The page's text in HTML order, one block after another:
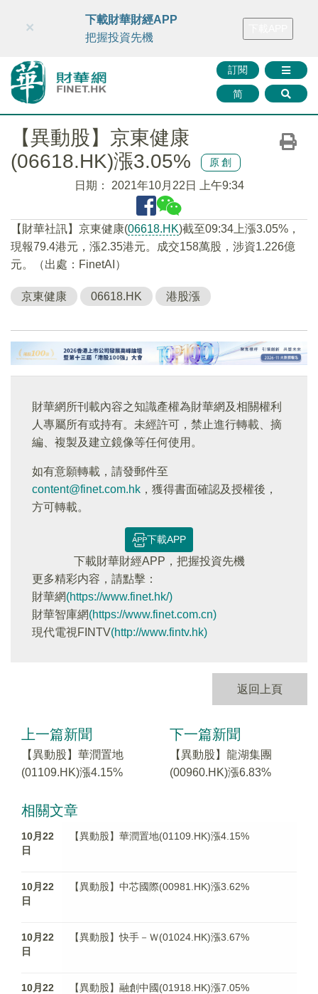
財華智庫網 FINTV FINMETA 財華證券 媒體矩陣
訂閱
简
×
下載財華財經APP
把握投資先機
【異動股】京東健康
(06618.HK)漲3.05%
原創
日期： 2021年10月22日 上午9:34
【財華社訊】京東健康(06618.HK)截至09:34上漲3.05%，
現報79.4港元，漲2.35港元。成交158萬股，涉資1.226億
元。（出處：FinetAI）
京東健康 06618.HK 港股漲
財華網所刊載內容之知識產權為財華網及相關權利
人專屬所有或持有。未經許可，禁止進行轉載、摘
編、複製及建立鏡像等任何使用。
如有意願轉載，請發郵件至
content@finet.com.hk ，獲得書面確認及授權後，
方可轉載。
下載APP
下載財華財經APP，把握投資先機
更多精彩内容，請點擊：
財華網(https://www.finet.hk/)
財華智庫網(https://www.finet.com.cn)
現代電視FINTV(http://www.fintv.hk)
返回上頁
上一篇新聞
【異動股】華潤置地
(01109.HK)漲4.15%
下一篇新聞
【異動股】龍湖集團
(00960.HK)漲6.83%
相關文章
10月22
日
【異動股】華潤置地(01109.HK)漲4.15%
10月22
日
【異動股】中芯國際(00981.HK)漲3.62%
10月22
日
【異動股】快手－Ｗ(01024.HK)漲3.67%
10月22
【異動股】融創中國(01918.HK)漲7.05%